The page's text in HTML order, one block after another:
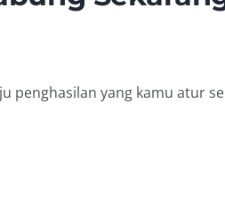
penghasilan yang kamu atur